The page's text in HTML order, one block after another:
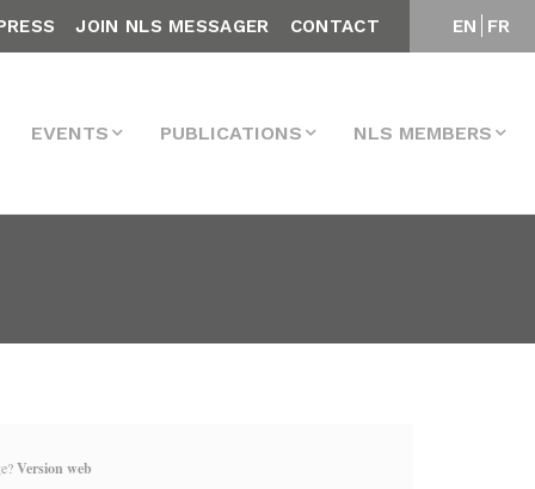
EN FR
JOIN NLS MESSAGER CONTACT
EVENTS PUBLICATIONS NLS MEMBERS
Version web